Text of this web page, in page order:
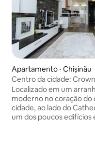
Apartamento ⋅ Chișinău
Centro da cidade: Crown
Cathedral View & Gym
Localizado em um
moderno no coração do
cidade, ao lado do
um dos poucos edifícios